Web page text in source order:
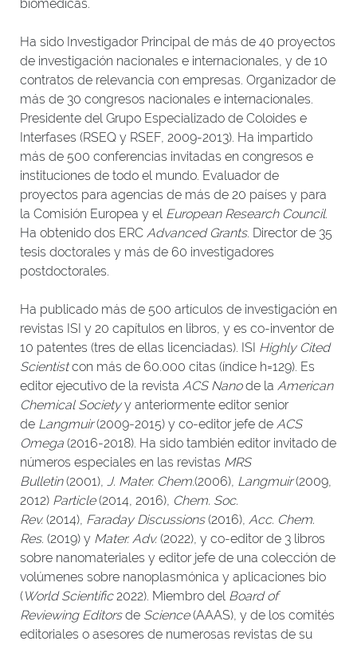
biomédicas.
Ha sido Investigador Principal de más de 40 proyectos
de investigación nacionales e internacionales, y de 10
contratos de relevancia con empresas. Organizador de
más de 30 congresos nacionales e internacionales.
Presidente del Grupo Especializado de Coloides e
Interfases (RSEQ y RSEF, 2009-2013). Ha impartido
más de 500 conferencias invitadas en congresos e
instituciones de todo el mundo. Evaluador de
proyectos para agencias de más de 20 países y para
la Comisión Europea y el European Research Council.
Ha obtenido dos ERC Advanced Grants. Director de 35
tesis doctorales y más de 60 investigadores
postdoctorales.
Ha publicado más de 500 artículos de investigación en
revistas ISI y 20 capítulos en libros, y es co-inventor de
10 patentes (tres de ellas licenciadas). ISI Highly Cited
Scientistcon más de 60.000 citas (índice h=129). Es
editor ejecutivo de la revista ACS Nanode la American
Chemical Societyy anteriormente editor senior
de Langmuir(2009-2015) y co-editor jefe de ACS
Omega (2016-2018). Ha sido también editor invitado de
números especiales en las revistas MRS
Bulletin(2001), J. Mater. Chem.(2006), Langmuir(2009,
2012) Particle(2014, 2016), Chem. Soc.
Rev. (2014), Faraday Discussions(2016), Acc. Chem.
Res. (2019) y Mater. Adv. (2022), y co-editor de 3 libros
sobre nanomateriales y editor jefe de una colección de
volúmenes sobre nanoplasmónica y aplicaciones bio
(World Scientific2022). Miembro del Board of
Reviewing Editorsde Science(AAAS), y de los comités
editoriales o asesores de numerosas revistas de su